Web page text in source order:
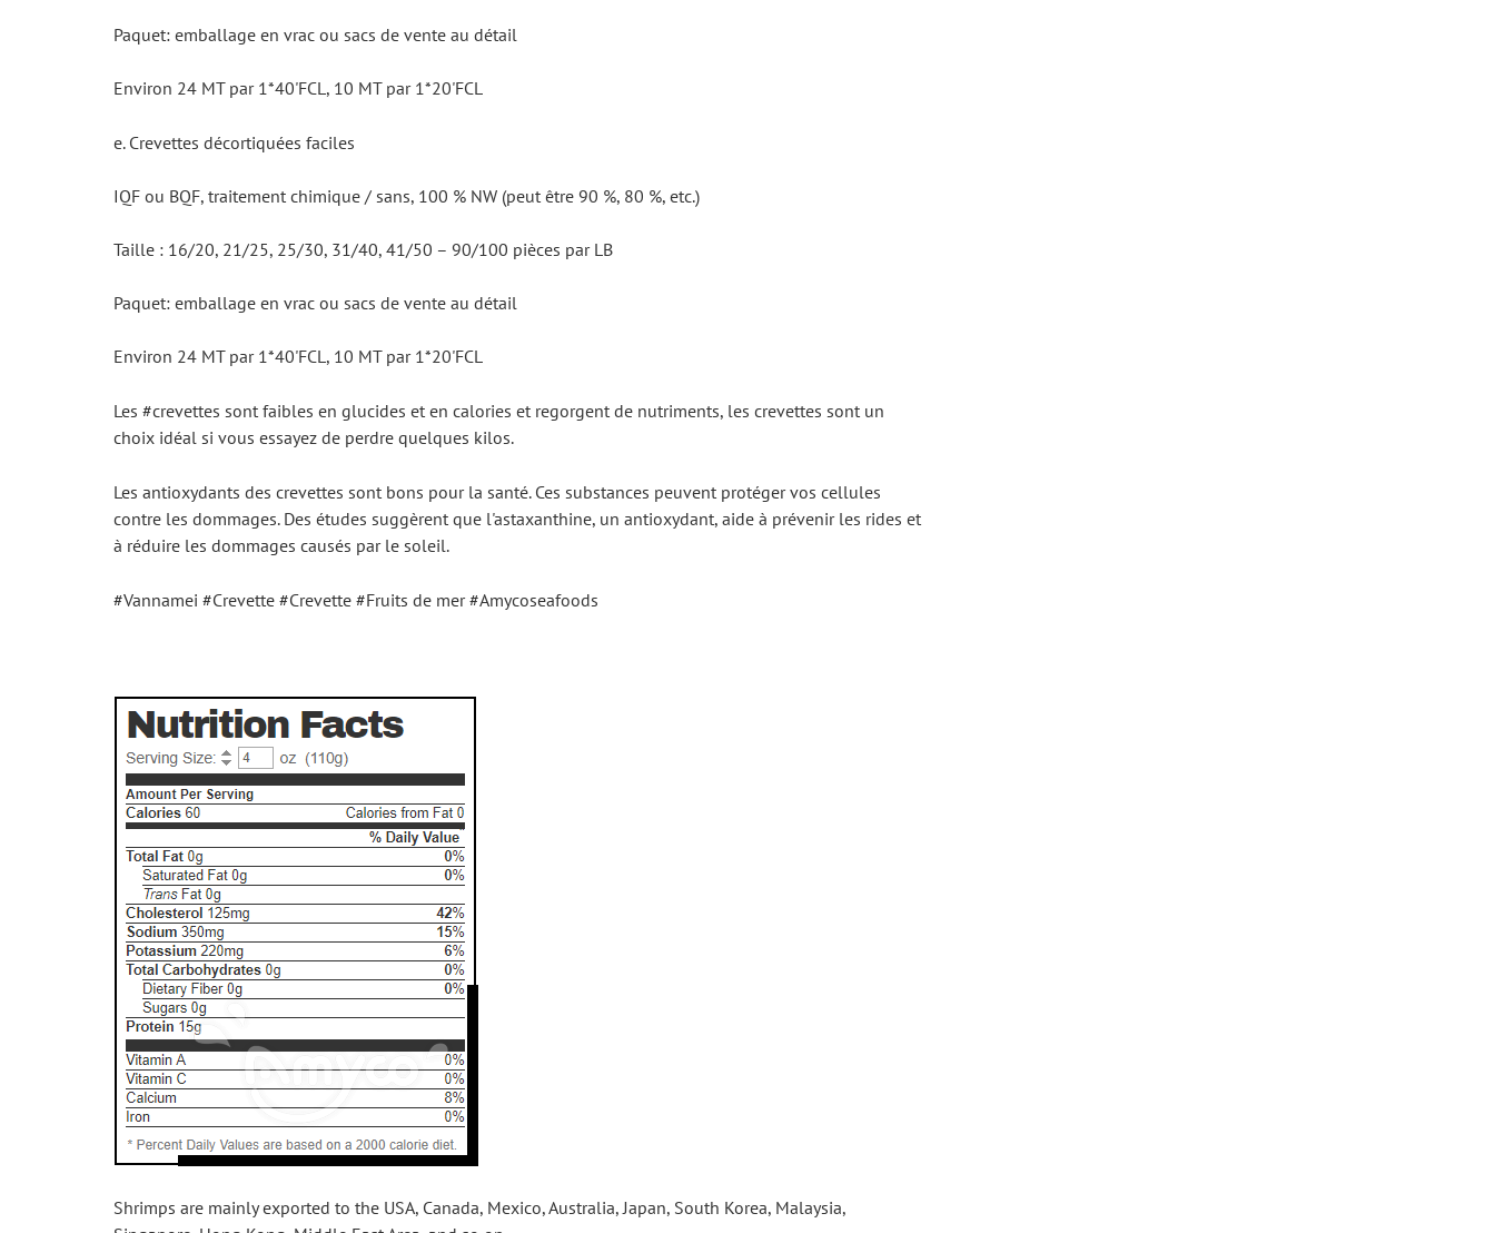
Paquet: emballage en vrac ou sacs de vente au détail
Environ 24 MT par 1*40'FCL, 10 MT par 1*20'FCL
e. Crevettes décortiquées faciles
IQF ou BQF, traitement chimique / sans, 100 % NW (peut être 90 %, 80 %, etc.)
Taille : 16/20, 21/25, 25/30, 31/40, 41/50 – 90/100 pièces par LB
Paquet: emballage en vrac ou sacs de vente au détail
Environ 24 MT par 1*40'FCL, 10 MT par 1*20'FCL
Les #crevettes sont faibles en glucides et en calories et regorgent de nutriments, les crevettes sont un
choix idéal si vous essayez de perdre quelques kilos.
Les antioxydants des crevettes sont bons pour la santé. Ces substances peuvent protéger vos cellules
contre les dommages. Des études suggèrent que l'astaxanthine, un antioxydant, aide à prévenir les rides et
à réduire les dommages causés par le soleil.
#Vannamei #Crevette #Crevette #Fruits de mer #Amycoseafoods
Shrimps are mainly exported to the USA, Canada, Mexico, Australia, Japan, South Korea, Malaysia,